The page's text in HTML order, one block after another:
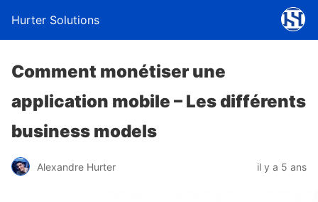
Hurter Solutions
Comment monétiser une
application mobile – Les différents
business models
Alexandre Hurter il y a 5 ans